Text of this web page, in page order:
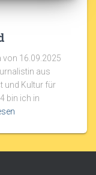
16.09.2025
aus
und Kultur für
bin ich in